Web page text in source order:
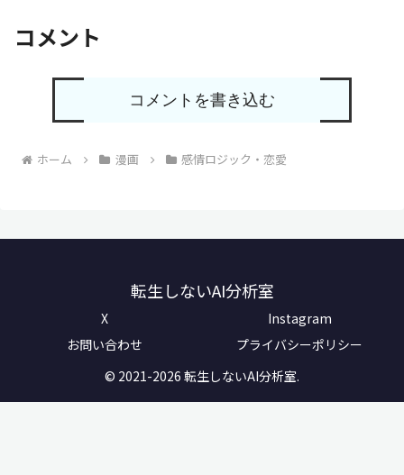
コメント
コメントを書き込む
ホーム 漫画 感情ロジック・恋愛
転生しないAI分析室
X
Instagram
お問い合わせ
プライバシーポリシー
© 2021-2026 転生しないAI分析室.